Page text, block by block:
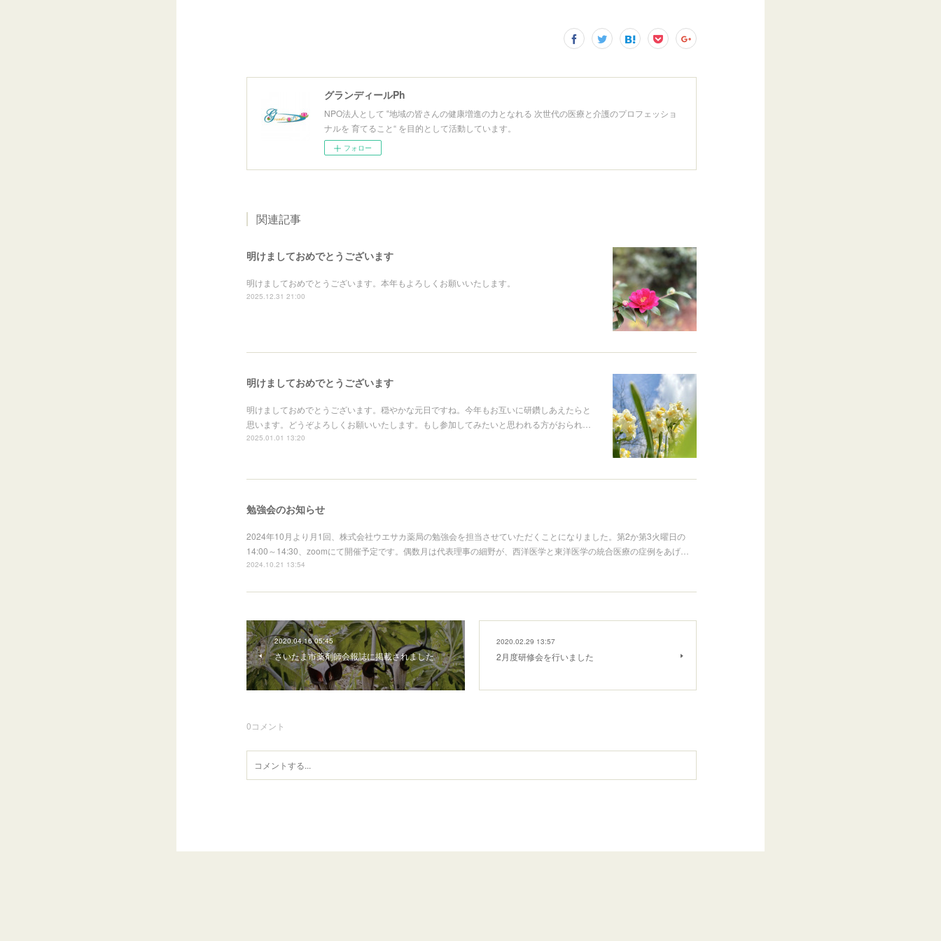
グランディールPh
NPO法人として ‟地域の皆さんの健康増進の力となれる 次世代の医療と介護のプロフェッショ
ナルを 育てること“ を目的として活動しています。
フォロー
関連記事
明けましておめでとうございます
明けましておめでとうございます。本年もよろしくお願いいたします。
2025.12.31 21:00
明けましておめでとうございます
明けましておめでとうございます。穏やかな元日ですね。今年もお互いに研鑽しあえたらと
思います。どうぞよろしくお願いいたします。もし参加してみたいと思われる方がおられ…
2025.01.01 13:20
勉強会のお知らせ
2024年10月より月1回、株式会社ウエサカ薬局の勉強会を担当させていただくことになりました。第2か第3火曜日の
14:00～14:30、zoomにて開催予定です。偶数月は代表理事の細野が、西洋医学と東洋医学の統合医療の症例をあげ…
2024.10.21 13:54
2020.04.16 05:45
さいたま市薬剤師会報誌に掲載されました
2020.02.29 13:57
2月度研修会を行いました
0コメント